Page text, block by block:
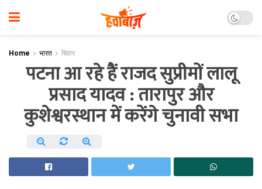
Home भारत बिहार
पटना आ रहे हैं राजद सुप्रीमों लालू
प्रसाद यादव : तारापुर और
कुशेश्वरस्थान में करेंगे चुनावी सभा